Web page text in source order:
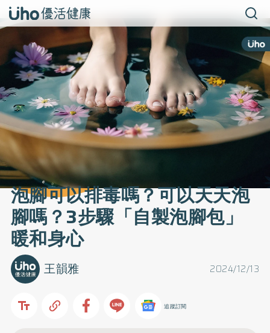
泡腳可以排毒嗎？可以天天泡
腳嗎？3步驟「自製泡腳包」
暖和身心
2024/12/13
王韻雅
追蹤訂閱